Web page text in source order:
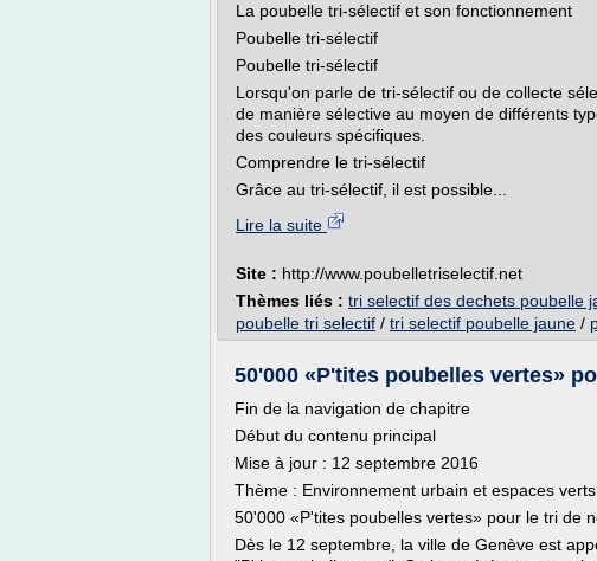
La poubelle tri-sélectif et son fonctionnement
Poubelle tri-sélectif
Poubelle tri-sélectif
Lorsqu'on parle de tri-sélectif ou de collecte
de manière sélective au moyen de différents
des couleurs spécifiques.
Comprendre le tri-sélectif
Grâce au tri-sélectif, il est possible...
Lire la suite
Site : http://www.poubelletriselectif.net
Thèmes liés : tri selectif des dechets poubelle
poubelle tri selectif / tri selectif poubelle jaune /
50'000 «P'tites poubelles vertes»
Fin de la navigation de chapitre
Début du contenu principal
Mise à jour : 12 septembre 2016
Thème : Environnement urbain et espaces verts
50'000 «P'tites poubelles vertes» pour le tri de
Dès le 12 septembre, la ville de Genève est